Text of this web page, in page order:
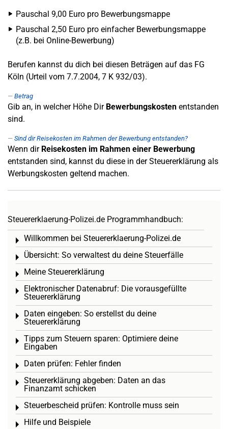
Pauschal 9,00 Euro pro Bewerbungsmappe
Pauschal 2,50 Euro pro einfacher Bewerbungsmappe
(z.B. bei Online-Bewerbung)
Berufen kannst du dich bei diesen Beträgen auf das FG
Köln (Urteil vom 7.7.2004, 7 K 932/03).
Betrag
Gib an, in welcher Höhe Dir Bewerbungskosten entstanden
sind.
Sind dir Reisekosten im Rahmen der Bewerbung entstanden?
Wenn dir Reisekosten im Rahmen einer Bewerbung
entstanden sind, kannst du diese in der Steuererklärung als
Werbungskosten geltend machen.
Steuererklaerung-Polizei.de Programmhandbuch:
Willkommen bei Steuererklaerung-Polizei.de
Toggle menu
Übersicht: So verwaltest du deine Steuerfälle
Toggle menu
Meine Steuererklärung
Toggle menu
Elektronischer Datenabruf: Die vorausgefüllte
Steuererklärung
Toggle menu
Daten eingeben: So erstellst du deine
Steuererklärung
Toggle menu
Tipps zum Steuern sparen: Optimiere deine
Eingaben
Toggle menu
Daten prüfen: Fehler finden
Toggle menu
Steuererklärung abgeben: Daten an das
Finanzamt schicken
Toggle menu
Steuerbescheid prüfen: Kontrolle muss sein
Toggle menu
Hilfe und Beispiele
Toggle menu